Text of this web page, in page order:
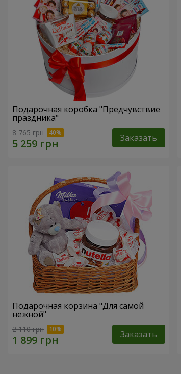
Подарочная коробка "Предчувствие
праздника"
8 765 грн Заказать
Подарочная корзина "Для самой
нежной"
2 110 грн Заказать